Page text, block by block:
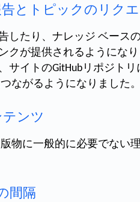
とトピックのリクエ
したり、ナレッジ ベース
クが提供されるようにな
サイトのGitHubリポジトリ
ながるようになりました。
ンツ
物に一般的に必要でない
間隔